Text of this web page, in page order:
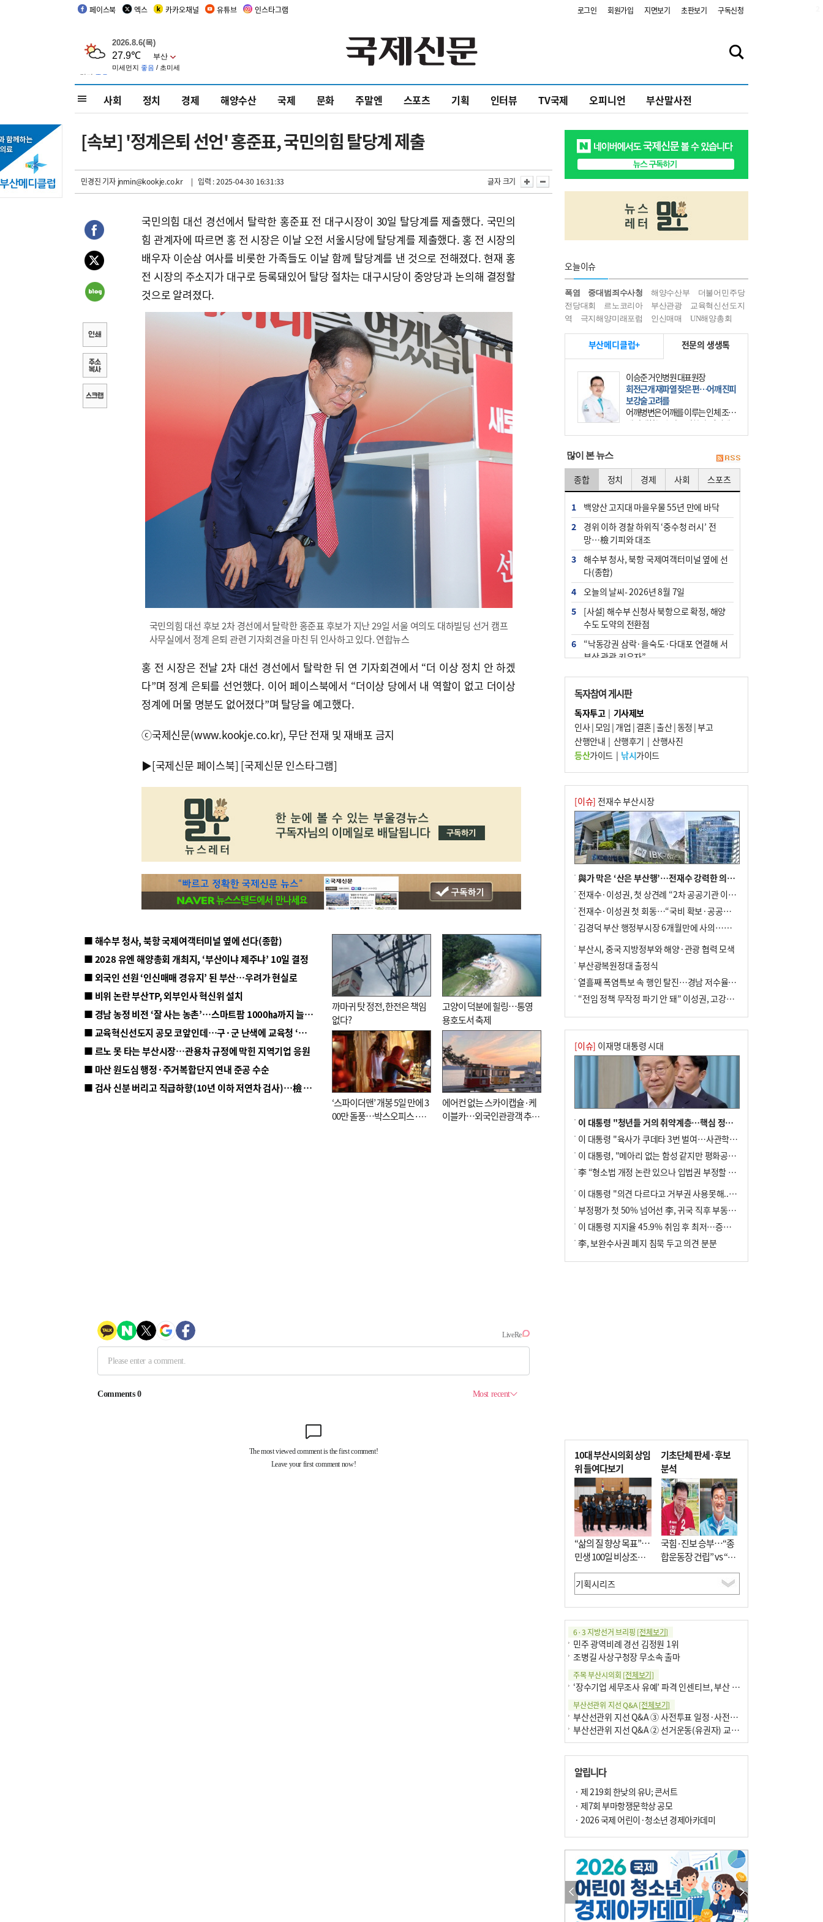
페이스북 엑스 카카오채널 유튜브 인스타그램 로그인 회원가입 지면보기 초판보기 구독신청
사회 정치 경제 해양수산 국제 문화 주말엔 스포츠 기획 인터뷰 TV국제 오피니언 부산말사전
[속보] '정계은퇴 선언' 홍준표, 국민의힘 탈당계 제출
민경진 기자jnmin@kookje.co.kr | 입력 : 2025-04-30 16:31:33 글자 크기
국민의힘 대선 경선에서 탈락한 홍준표 전 대구시장이 30일 탈당계를 제출했다. 국민의
힘 관계자에 따르면 홍 전 시장은 이날 오전 서울시당에 탈당계를 제출했다. 홍 전 시장의
배우자 이순삼 여사를 비롯한 가족들도 이날 함께 탈당계를 낸 것으로 전해졌다. 현재 홍
전 시장의 주소지가 대구로 등록돼있어 탈당 절차는 대구시당이 중앙당과 논의해 결정할
것으로 알려졌다.
국민의힘 대선 후보 2차 경선에서 탈락한 홍준표 후보가 지난 29일 서울 여의도 대하빌딩 선거 캠프
사무실에서 정계 은퇴 관련 기자회견을 마친 뒤 인사하고 있다. 연합뉴스
홍 전 시장은 전날 2차 대선 경선에서 탈락한 뒤 연 기자회견에서 “더 이상 정치 안 하겠
다”며 정계 은퇴를 선언했다. 이어 페이스북에서 “더이상 당에서 내 역할이 없고 더이상
정계에 머물 명분도 없어졌다”며 탈당을 예고했다.
ⓒ국제신문(www.kookje.co.kr), 무단 전재 및 재배포 금지
▶[국제신문 페이스북] [국제신문 인스타그램]
■ 해수부 청사, 북항 국제여객터미널 옆에 선다(종합)
■ 2028 유엔 해양총회 개최지, ‘부산이냐 제주냐’ 10일 결정
■ 외국인 선원 ‘인신매매 경유지’ 된 부산…우려가 현실로
■ 비위 논란 부산TP, 외부인사 혁신위 설치
■ 경남 농정 비전 ‘잘 사는 농촌’…스마트팜 1000㏊까지 늘린다
■ 교육혁신선도지 공모 코앞인데…구·군 난색에 교육청 ‘쩔쩔’
■ 르노 못 타는 부산시장…관용차 규정에 막힌 지역기업 응원
■ 마산 원도심 행정·주거복합단지 연내 준공 수순
■ 검사 신분 버리고 직급하향(10년 이하 저연차 검사)…檢 중수청행 기피
까마귀 탓 정전, 한전은 책임
없다?
고양이 덕분에 힐링…통영
용호도서 축제
‘스파이더맨’ 개봉 5일 만에 3
00만 돌풍…박스오피스·예
에어컨 없는 스카이캡슐·케
이블카…외국인관광객 추억
오늘이슈
폭염 중대범죄수사청 해양수산부
더불어민주당
전당대회
르노코리아 부산관광
교육혁신선도지
역
극지해양미래포럼 인신매매 UN해양총회
부산메디클럽+ 전문의 생생톡
이승준 거인병원 대표원장
회전근개 재파열 잦은 편…어깨 진피
보강술 고려를
어깨병변은 어깨를 이루는 인체 조직
에 발생하는 손상을 말한다. 여기에
는 오십견과 회전근개 증후군, 어깨
많이 본 뉴스
종합 정치 경제 사회 스포츠
1
백양산 고지대 마을우물 55년 만에 바닥
2
경위 이하 경찰 하위직 ‘중수청 러시’ 전
망…檢 기피와 대조
3
해수부 청사, 북항 국제여객터미널 옆에 선
다(종합)
4
오늘의 날씨- 2026년 8월 7일
5
[사설] 해수부 신청사 북항으로 확정, 해양
수도 도약의 전환점
6
“낙동강권 삼락·을숙도·다대포 연결해 서
부산 관광 키우자”
7
부울경 주말부터 비소식…‘극한 폭염’ 한풀
꺾일 듯
8
피란마을 67년 역사인데…전교생 24명 아
미초 통폐합 기로
9
외국인 선원 ‘인신매매 경유지’ 된 부산…
우려가 현실로
10 수사독점 책임 커진 경찰, 방치사건 해결 부
랴부랴 속도전
독자참여 게시판
독자투고| 기사제보
인사|모임 | 개업 | 결혼|출산|동정 |부고
산행안내 | 산행후기 | 산행사진
등산가이드| 낚시가이드
[이슈] 전재수 부산시장
與가 막은 ‘산은 부산행’…전재수 강력한 의지 표명 없인 공염불
전재수·이성권, 첫 상견례 “2차 공공기관 이전 초당 협력”(종합)
전재수·이성권 첫 회동…“국비 확보·공공기관 이전 협력”
김경덕 부산 행정부시장 6개월만에 사의…후임 인선 촉각
부산시, 중국 지방정부와 해양·관광 협력 모색
부산광복원정대 출정식
열흘째 폭염특보 속 행인 탈진…경남 저수율 평년의 절반
“전임 정책 무작정 파기 안 돼” 이성권, 고강도 ‘전재수 견제’ 예고
[이슈] 이재명 대통령 시대
이 대통령 "청년들 거의 취약계층…핵심 정책 재편""
이 대통령 "육사가 쿠데타 3번 벌여…사관학교 통합 신속히 추진"
이 대통령, "메아리 없는 함성 같지만 평화공존책 계속해야"
李 “형소법 개정 논란 있으나 입법권 부정할 만큼은 아냐”(종합)
이 대통령 "의견 다르다고 거부권 사용못해.. 입법권 부정할 상황이라 보기 어려워"
부정평가 첫 50% 넘어선 李, 귀국 직후 부동산·증시 점검(종합)
이 대통령 지지율 45.9% 취임 후 최저…증시 폭락·연임 개헌 논란 영향
李, 보완수사권 폐지 침묵 두고 의견 분분
10대 부산시의회 상임
위 들여다보기
“삶의 질 향상 목표”…
민생 100일 비상조치
면밀 심사
기초단체 판세·후보
분석
국힘·진보 승부…“종
합운동장 건립” vs “출
근 공공버스 도입”
6·3 지방선거 브리핑 [전체보기]
민주 광역비례 경선 김정원 1위
조병길 사상구청장 무소속 출마
주목 부산시의회 [전체보기]
‘장수기업 세무조사 유예’ 파격 인센티브, 부산 유출 막을까
부산선관위 지선 Q&A[전체보기]
부산선관위 지선 Q&A ③ 사전투표 일정·사전투표함 보관
부산선관위 지선 Q&A ② 선거운동(유권자) 교육감투표용지
알립니다
· 제 219회 한낮의 유U; 콘서트
· 제7회 부마항쟁문학상 공모
· 2026 국제 어린이·청소년 경제아카데미